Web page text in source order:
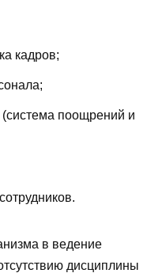
кадров;
поощрений и
в ведение
дисциплины